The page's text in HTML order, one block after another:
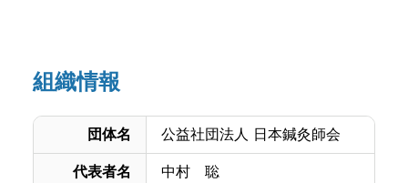
組織情報
団体名 公益社団法人 日本鍼灸師会
代表者名 中村 聡